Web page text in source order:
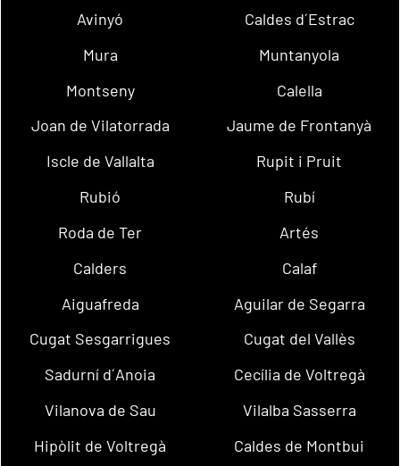
Avinyó
Caldes d´Estrac
Mura
Muntanyola
Montseny
Calella
Joan de Vilatorrada
Jaume de Frontanyà
Iscle de Vallalta
Rupit i Pruit
Rubió
Rubí
Roda de Ter
Artés
Calders
Calaf
Aiguafreda
Aguilar de Segarra
Cugat Sesgarrigues
Cugat del Vallès
Sadurní d´Anoia
Cecília de Voltregà
Vilanova de Sau
Vilalba Sasserra
Hipòlit de Voltregà
Caldes de Montbui